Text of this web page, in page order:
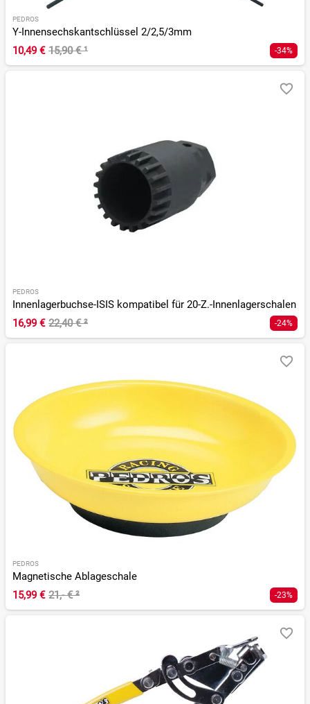
PEDROS
Y-Innensechskantschlüssel 2/2,5/3mm
10,49 € 15,90 €¹ -34%
PEDROS
Innenlagerbuchse-ISIS kompatibel für 20-Z.-Innenlagerschalen
16,99 € 22,40 €² -24%
PEDROS
Magnetische Ablageschale
15,99 € 21,- €² -23%